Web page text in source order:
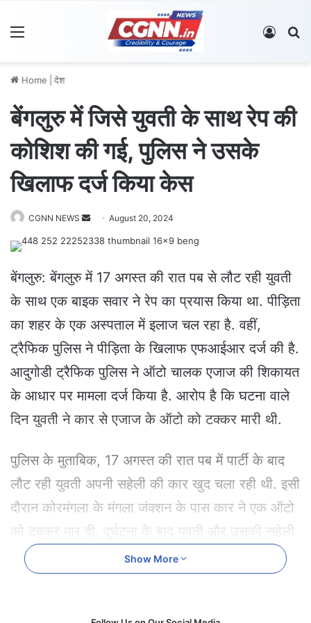
Log In
Home देश
बेंगलुरु में जिसे युवती के साथ रेप की
कोशिश की गई, पुलिस ने उसके
खिलाफ दर्ज किया केस
CGNN NEWS
e
d
a
n
e
a
i
August 20, 2024
बेंगलुरु: बेंगलुरु में 17 अगस्त की रात पब से लौट रही युवती
के साथ एक बाइक सवार ने रेप का प्रयास किया था. पीड़िता
का शहर के एक अस्पताल में इलाज चल रहा है. वहीं,
ट्रैफिक पुलिस ने पीड़िता के खिलाफ एफआईआर दर्ज की है.
आदुगोडी ट्रैफिक पुलिस ने ऑटो चालक एजाज की शिकायत
के आधार पर मामला दर्ज किया है. आरोप है कि घटना वाले
दिन युवती ने कार से एजाज के ऑटो को टक्कर मारी थी.
पुलिस के मुताबिक, 17 अगस्त की रात पब में पार्टी के बाद
लौट रही युवती अपनी सहेली की कार खुद चला रही थी. इसी
दौरान कोरमंगला के मंगला जंक्शन के पास कार ने एक ऑटो
को टक्कर मार दी. दुर्घटना के बाद युवती और उसकी सहेली
कार रोके बिना मौके से भाग रही थीं, लेकिन ऑटो चालक ने
उनका पीछा किया और फोरम मॉल जंक्शन के पास कार के
Show More